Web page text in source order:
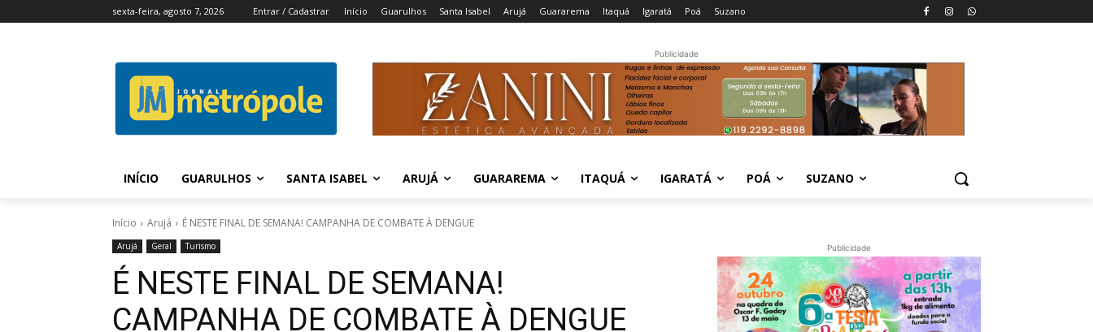
sexta-feira, agosto 7, 2026 Entrar / Cadastrar Início Guarulhos Santa Isabel Arujá Guararema Itaquá Igaratá Poá Suzano
Publicidade
INÍCIO GUARULHOS SANTA ISABEL ARUJÁ GUARAREMA ITAQUÁ IGARATÁ POÁ SUZANO
Início Arujá É NESTE FINAL DE SEMANA! CAMPANHA DE COMBATE À DENGUE
Arujá Geral Turismo
É NESTE FINAL DE SEMANA!
CAMPANHA DE COMBATE À DENGUE
Publicidade